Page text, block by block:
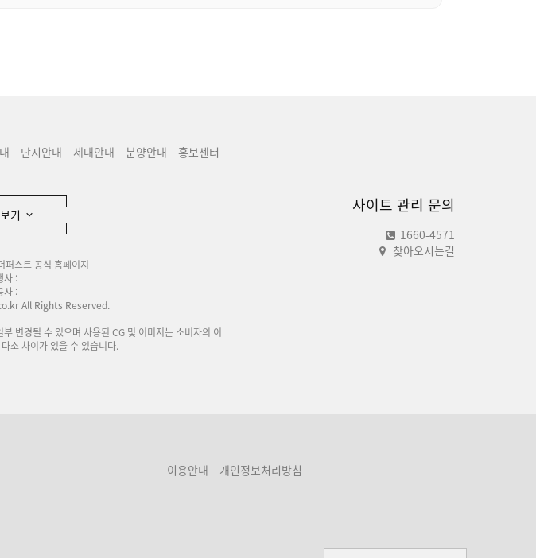
단지안내 세대안내 분양안내 홍보센터
사이트 관리 문의
1660-4571
찾아오시는길
기
퍼스트 공식 홈페이지
사 :
사 :
All Rights Reserved.
변경될 수 있으며 사용된 CG 및 이미지는 소비자의 이
소 차이가 있을 수 있습니다.
이용안내 개인정보처리방침